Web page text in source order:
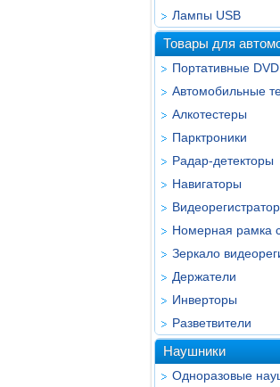
Лампы USB
Товары для
Портативные
Автомобильные
Алкотестеры
Парктроники
Радар-детекторы
Навигаторы
Номерная рамка
Зеркало
Держатели
Инверторы
Разветвители
Наушники
Одноразовые